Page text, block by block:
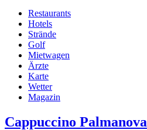
Hauptnavigation
Restaurants
Hotels
Strände
Golf
Mietwagen
Ärzte
Karte
Wetter
Magazin
Cappuccino Palmanova